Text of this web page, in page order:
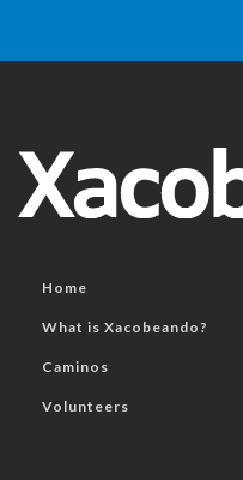
Home
What is Xacobeando?
Caminos
Volunteers